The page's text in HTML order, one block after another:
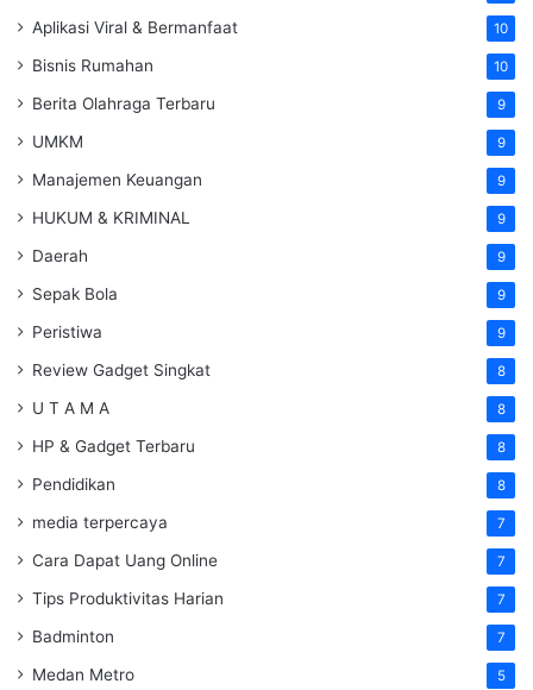
Aplikasi Viral & Bermanfaat 10
Bisnis Rumahan 10
Berita Olahraga Terbaru 9
UMKM 9
Manajemen Keuangan 9
HUKUM & KRIMINAL 9
Daerah 9
Sepak Bola 9
Peristiwa 9
Review Gadget Singkat 8
U T A M A 8
HP & Gadget Terbaru 8
Pendidikan 8
media terpercaya 7
Cara Dapat Uang Online 7
Tips Produktivitas Harian 7
Badminton 7
Medan Metro 5